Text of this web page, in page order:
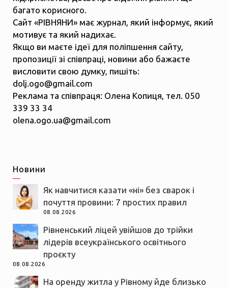
багато корисного.
Сайт «РІВНЯНИ» має журнал, який інформує, який
мотивує та який надихає.
Якщо ви маєте ідеї для поліпшення сайту,
пропозиції зі співпраці, новини або бажаєте
висловити свою думку, пишіть:
dolj.ogo@gmail.com
Реклама та співпраця: Олена Копиця, тел. 050
339 33 34
olena.ogo.ua@gmail.com
Новини
Як навчитися казати «ні» без сварок і
почуття провини: 7 простих правил
08.08.2026
Рівненський ліцей увійшов до трійки
лідерів всеукраїнського освітнього
проєкту
08.08.2026
На оренду житла у Рівному йде близько